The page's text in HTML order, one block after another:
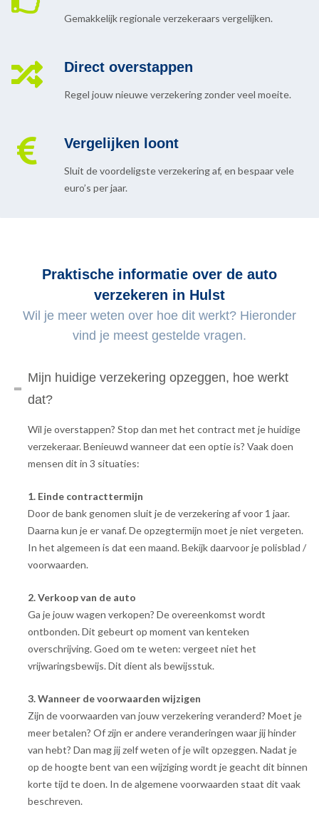
Gemakkelijk regionale verzekeraars vergelijken.
Direct overstappen
Regel jouw nieuwe verzekering zonder veel moeite.
Vergelijken loont
Sluit de voordeligste verzekering af, en bespaar vele
euro’s per jaar.
Praktische informatie over de auto
verzekeren in Hulst
Wil je meer weten over hoe dit werkt? Hieronder
vind je meest gestelde vragen.
Mijn huidige verzekering opzeggen, hoe werkt
dat?
Wil je overstappen? Stop dan met het contract met je huidige
verzekeraar. Benieuwd wanneer dat een optie is? Vaak doen
mensen dit in 3 situaties:
1. Einde contracttermijn
Door de bank genomen sluit je de verzekering af voor 1 jaar.
Daarna kun je er vanaf. De opzegtermijn moet je niet vergeten.
In het algemeen is dat een maand. Bekijk daarvoor je polisblad /
voorwaarden.
2. Verkoop van de auto
Ga je jouw wagen verkopen? De overeenkomst wordt
ontbonden. Dit gebeurt op moment van kenteken
overschrijving. Goed om te weten: vergeet niet het
vrijwaringsbewijs. Dit dient als bewijsstuk.
3. Wanneer de voorwaarden wijzigen
Zijn de voorwaarden van jouw verzekering veranderd? Moet je
meer betalen? Of zijn er andere veranderingen waar jij hinder
van hebt? Dan mag jij zelf weten of je wilt opzeggen. Nadat je
op de hoogte bent van een wijziging wordt je geacht dit binnen
korte tijd te doen. In de algemene voorwaarden staat dit vaak
beschreven.